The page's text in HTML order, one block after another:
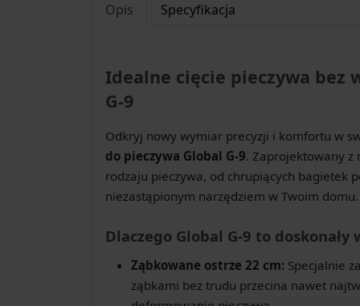
Opis Specyfikacja
Idealne cięcie pieczywa bez
G-9
Odkryj nowy wymiar precyzji i komfortu w
do pieczywa Global G-9. Zaprojektowany z
rodzaju pieczywa, od chrupiących bagietek
niezastąpionym narzędziem w Twoim domu.
Dlaczego Global G-9 to doskonały
Ząbkowane ostrze 22 cm: Specjalnie
ząbkami bez trudu przecina nawet